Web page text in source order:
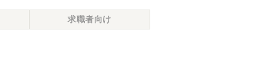
求職者向け